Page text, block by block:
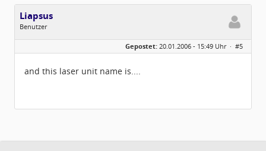
Liapsus
Benutzer
Geschlecht:
keine Angabe
Beiträge:
3
Gepostet: 20.01.2006 - 15:49 Uhr · #5
and this laser unit name is....